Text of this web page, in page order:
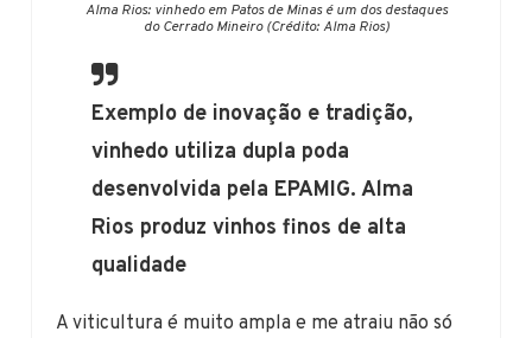
Alma Rios: vinhedo em Patos de Minas é um dos destaques
do Cerrado Mineiro (Crédito: Alma Rios)
Exemplo de inovação e tradição,
vinhedo utiliza dupla poda
desenvolvida pela EPAMIG. Alma
Rios produz vinhos finos de alta
qualidade
A viticultura é muito ampla e me atraiu não só